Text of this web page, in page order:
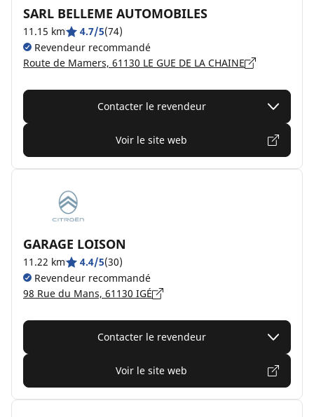
SARL BELLEME AUTOMOBILES
11.15 km 4.7/5(74)
Revendeur recommandé
Route de Mamers, 61130 LE GUE DE LA CHAINE
Contacter le revendeur
Voir le site web
GARAGE LOISON
11.22 km 4.4/5(30)
Revendeur recommandé
98 Rue du Mans, 61130 IGÉ
Contacter le revendeur
Voir le site web